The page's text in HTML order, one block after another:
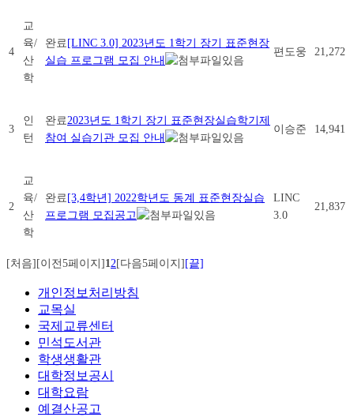
4
교
육/
산
학
완료 [LINC 3.0] 2023년도 1학기 장기 표준현장
실습 프로그램 모집 안내
편도웅 21,272
3
인
턴
완료 2023년도 1학기 장기 표준현장실습학기제
참여 실습기관 모집 안내
이승준 14,941
2
교
육/
산
학
완료 [3,4학년] 2022학년도 동계 표준현장실습
프로그램 모집공고
LINC
3.0
21,837
[처음][이전5페이지]1 2[다음5페이지][끝]
개인정보처리방침
교목실
국제교류센터
민석도서관
학생생활관
대학정보공시
대학요람
예결산공고